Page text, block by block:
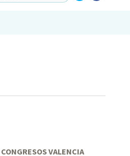
VALENCIA